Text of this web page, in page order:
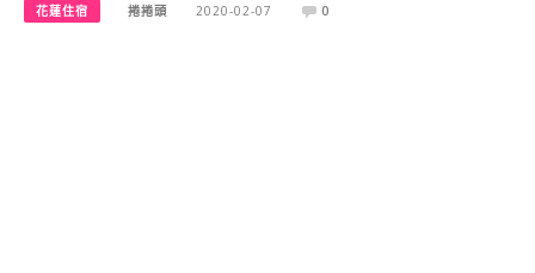
花蓮住宿 捲捲頭 2020-02-07 0